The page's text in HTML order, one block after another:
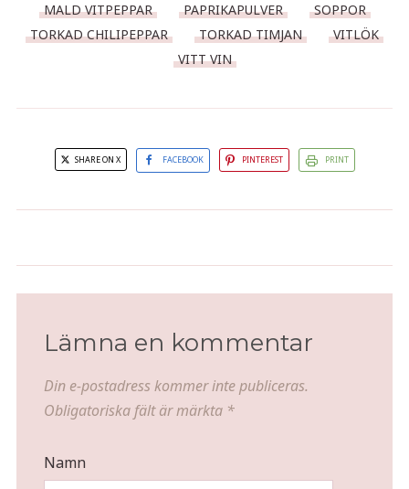
MALD VITPEPPAR
PAPRIKAPULVER
SOPPOR
TORKAD CHILIPEPPAR
TORKAD TIMJAN
VITLÖK
VITT VIN
SHARE ON X FACEBOOK PINTEREST PRINT
Lämna en kommentar
Din e-postadress kommer inte publiceras.
Obligatoriska fält är märkta *
Namn